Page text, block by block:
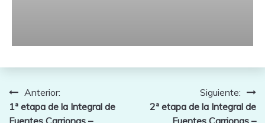
Navegación
de
Anterior:
1ª etapa de la Integral de
Siguiente:
2ª etapa de la Integral de